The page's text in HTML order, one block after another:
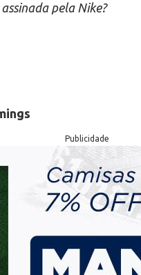
pela Nike?
Publicidade